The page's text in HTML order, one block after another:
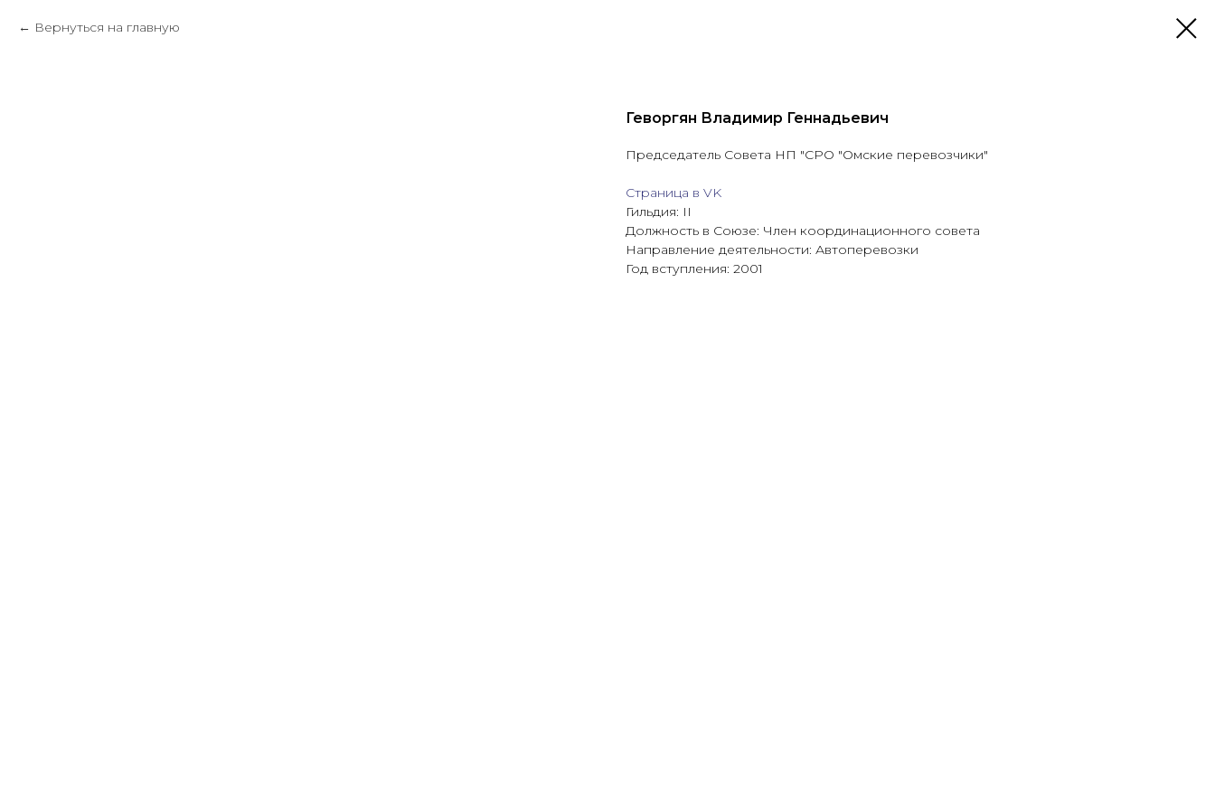
Вернуться на главную
Геворгян Владимир Геннадьевич
Председатель Совета НП "СРО "Омские перевозчики"
Страница в VK
Гильдия: II
Должность в Союзе: Член координационного совета
Направление деятельности: Автоперевозки
Год вступления: 2001